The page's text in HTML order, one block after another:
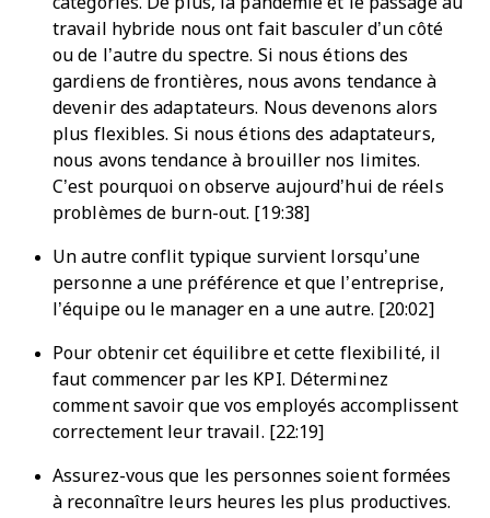
travail hybride nous ont fait basculer d’un côté
ou de l’autre du spectre. Si nous étions des
gardiens de frontières, nous avons tendance à
devenir des adaptateurs. Nous devenons alors
plus flexibles. Si nous étions des adaptateurs,
nous avons tendance à brouiller nos limites.
C’est pourquoi on observe aujourd’hui de réels
problèmes de burn-out. [19:38]
Un autre conflit typique survient lorsqu’une
personne a une préférence et que l’entreprise,
l’équipe ou le manager en a une autre. [20:02]
Pour obtenir cet équilibre et cette flexibilité, il
faut commencer par les KPI. Déterminez
comment savoir que vos employés accomplissent
correctement leur travail. [22:19]
Assurez-vous que les personnes soient formées
à reconnaître leurs heures les plus productives.